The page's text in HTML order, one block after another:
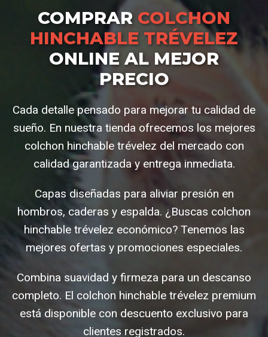
COMPRAR COLCHON
HINCHABLE TRÉVELEZ
ONLINE AL MEJOR
PRECIO
Cada detalle pensado para mejorar tu calidad de
sueño. En nuestra tienda ofrecemos los mejores
colchon hinchable trévelez del mercado con
calidad garantizada y entrega inmediata.
Capas diseñadas para aliviar presión en
hombros, caderas y espalda. ¿Buscas colchon
hinchable trévelez económico? Tenemos las
mejores ofertas y promociones especiales.
Combina suavidad y firmeza para un descanso
completo. El colchon hinchable trévelez premium
está disponible con descuento exclusivo para
clientes registrados.